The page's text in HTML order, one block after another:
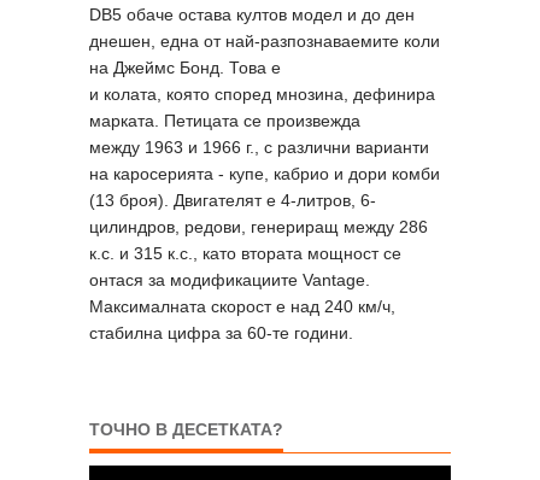
DB5 обаче остава култов модел и до ден
днешен, една от най-разпознаваемите коли
на Джеймс Бонд. Това е
и колата, която според мнозина, дефинира
марката. Петицата се произвежда
между 1963 и 1966 г., с различни варианти
на каросерията - купе, кабрио и дори комби
(13 броя). Двигателят е 4-литров, 6-
цилиндров, редови, генериращ между 286
к.с. и 315 к.с., като втората мощност се
онтася за модификациите Vantage.
Максималната скорост е над 240 км/ч,
стабилна цифра за 60-те години.
ТОЧНО В ДЕСЕТКАТА?